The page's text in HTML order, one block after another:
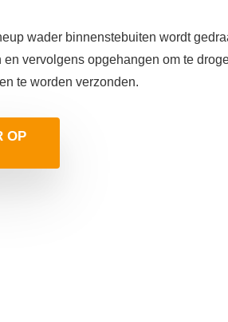
wader binnenstebuiten wordt
vervolgens opgehangen om te
te worden verzonden.
OP